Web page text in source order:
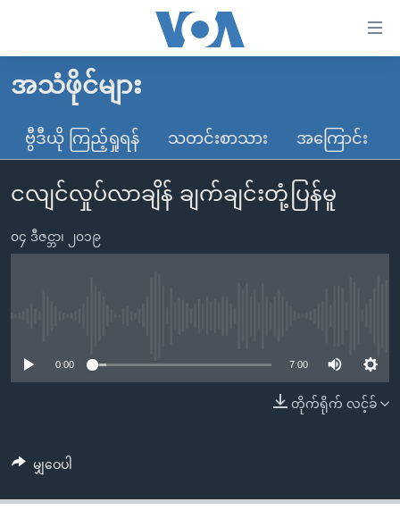
လွယ်ကူ
သည့်
များ
ပင်မ
ပင်မ
စာမျက်နှာ
ကျော်
မူလစာမျက်နှာ
မြန်မာ
ကမ္ဘာ့သတင်းများ
နိုင်ငံတကာ
တရုတ်
ဗွီဒီယို
ရပ်ဝန်းတခု လမ်းတခု အလွန်
ရုပ်ရှင်ထဲက အင်္ဂလိပ်စာ
တီဗွီ
ရေဒီယို/တီဗွီအစီအစဉ်
ဗွီအိုအေ လူမှုကွန်ယက်များ
အသံဖိုင်များ
ဗွီဒီယို ကြည့်ရှုရန် သတင်းစာသား အကြောင်း
ငလျင်လှုပ်လာချိန် ချက်ချင်းတုံ့ပြန်မူ
၀၄ ဒီဇင္ဘာ၊ ၂၀၁၉
0:00 7:00
တိုက်ရိုက် လင့်ခ်
မျှဝေပါ